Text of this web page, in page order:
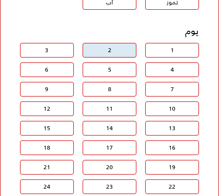
تموز آب
يوم
1
2
3
4
5
6
7
8
9
10
11
12
13
14
15
16
17
18
19
20
21
22
23
24